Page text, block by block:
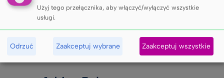
i pracowników, wymiana studentów w ramach
programu Erasmus+)
(58) 349 12 00
karolina.derda@gumed.edu.pl
Użyj tego przełącznika, aby włączyć/wyłączyć wszystkie
usługi.
Odrzuć Zaakceptuj wybrane Zaakceptuj wszystkie